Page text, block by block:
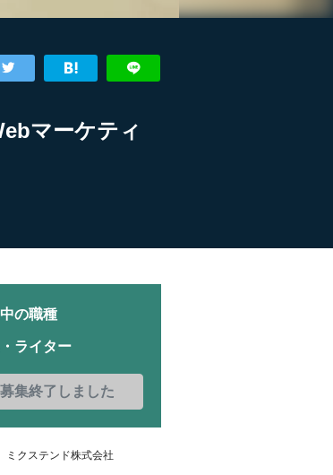
マーケティ
の職種
ライター
募集終了しました
ミクステンド株式会社